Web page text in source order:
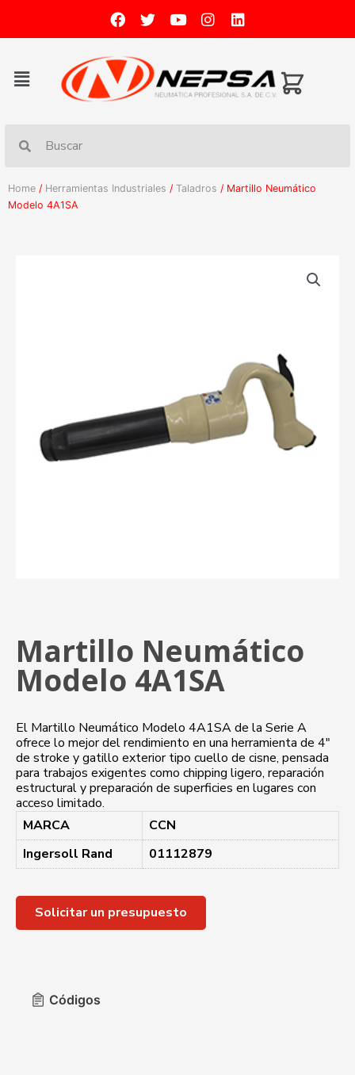
Home / Herramientas Industriales / Taladros / Martillo Neumático
Modelo 4A1SA
Martillo Neumático
Modelo 4A1SA
El Martillo Neumático Modelo 4A1SA de la Serie A
ofrece lo mejor del rendimiento en una herramienta de 4″
de stroke y gatillo exterior tipo cuello de cisne, pensada
para trabajos exigentes como chipping ligero, reparación
estructural y preparación de superficies en lugares con
acceso limitado.
MARCA
CCN
Ingersoll Rand
01112879
Solicitar un presupuesto
Códigos